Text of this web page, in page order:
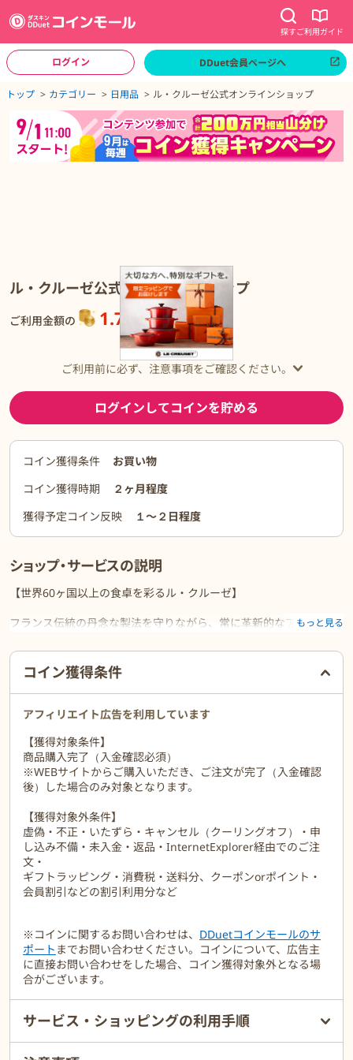
探すご利用ガイド
ログイン DDuet会員ページへ
トップ カテゴリー 日用品 ル・クルーゼ公式オンラインショップ
ル・クルーゼ公式オンラインショップ
ご利用金額の 1.75%還元
ご利用前に必ず、注意事項をご確認ください。
ログインしてコインを貯める
コイン獲得条件
お買い物
コイン獲得時期
２ヶ月程度
獲得予定コイン反映
１〜２日程度
ショップ・サービスの説明
【世界60ヶ国以上の食卓を彩るル・クルーゼ】
フランス伝統の丹念な製法を守りながら、常に革新的なアイディア
す。
繊細なグラデーションが施された上質なデザインと、使う人を楽し
くさせるカラフルな色づかいで、豊富なバリエーションの中からシ
ーンに合わせて、組み合わせ自由自在。
ータルにデザインできるのはル・クルーゼならではです。
公式オンラインショップでは、ル・クルーゼ会員様を対象に
15%OFFになるバースデークーポンのプレゼントや、会員優待セー
￥12,000（税込）以上のご購入で送料無料となります。
高級感のある、ル・クルーゼオリジナルのギフトラッピングもでき
ますので、心のこもったギフトとしてもご利用いただけます。
もっと見る
ご利用前に必ずお読みください
コイン獲得条件
アフィリエイト広告を利用しています
【獲得対象条件】
商品購入完了（入金確認必須）
※WEBサイトからご購入いただき、ご注文が完了（入金確認
後）した場合のみ対象となります。
【獲得対象外条件】
虚偽・不正・いたずら・キャンセル（クーリングオフ）・申
し込み不備・未入金・返品・InternetExplorer経由でのご注
文・
ギフトラッピング・消費税・送料分、クーポンorポイント・
会員割引などの割引利用分など
※コインに関するお問い合わせは、 DDuetコインモールのサ
ポート までお問い合わせください。コインについて、広告主
に直接お問い合わせをした場合、コイン獲得対象外となる場
合がございます。
サービス・ショッピングの利用手順
ジトップへ